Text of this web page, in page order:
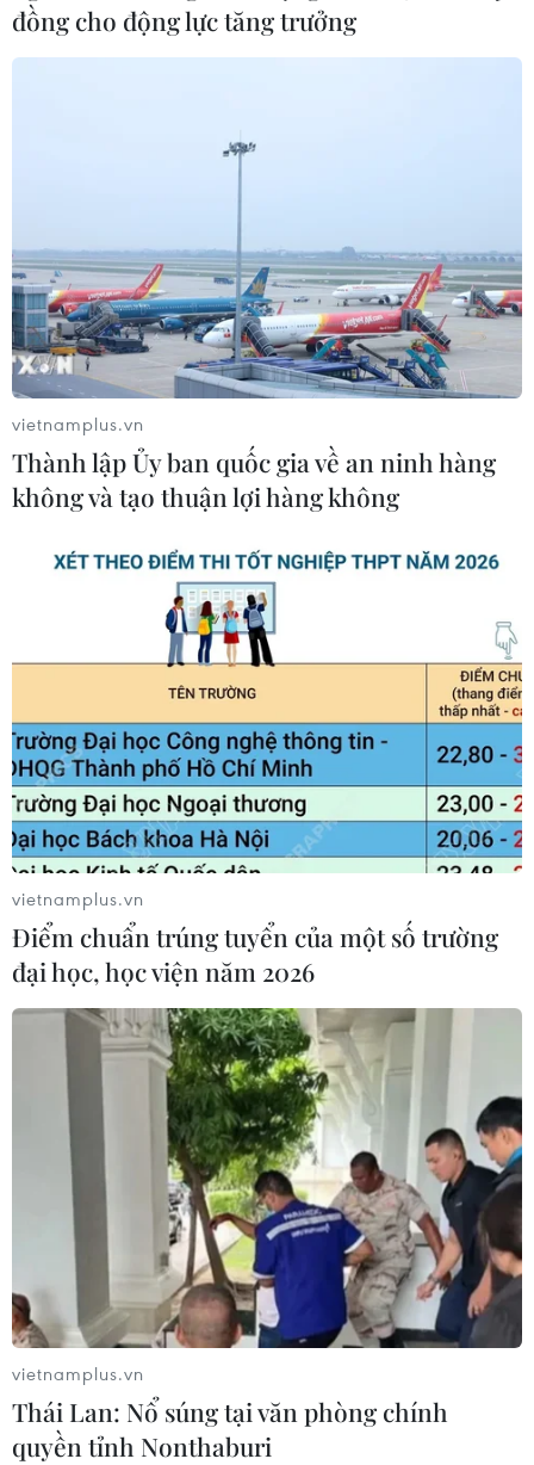
#Autonomy #Mike Lynch
#siêu du thuyền
#Hewlett-Packard
Anh
Theo dõi VietnamPlus
TIN LIÊN QUAN
Italy tiếp tục tìm kiếm người mất tích
trong vụ lật du thuyền
Các nhóm thợ lặn, cứu hỏa từ Rome, Sassari và Palermo
đã đến hiện trường vụ tai nạn để kiểm tra xác du thuyền
nằm ở độ sâu 50m dưới mặt nước.
đồng cho động lực tăng trưởng
vietnamplus.vn
Thành lập Ủy ban quốc gia về an ninh hàng
không và tạo thuận lợi hàng không
vietnamplus.vn
Điểm chuẩn trúng tuyển của một số trường
đại học, học viện năm 2026
vietnamplus.vn
Thái Lan: Nổ súng tại văn phòng chính
quyền tỉnh Nonthaburi